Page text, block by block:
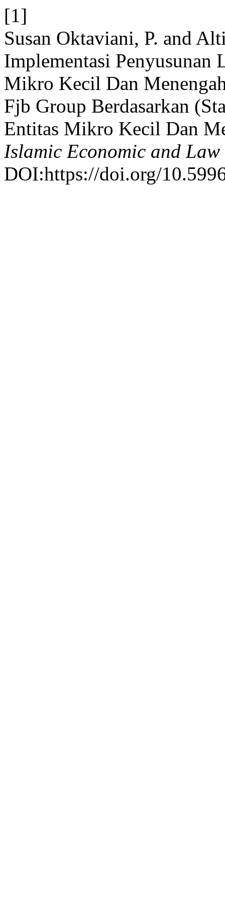
[1]
Susan Oktaviani, P. and
Implementasi Penyusunan
Mikro Kecil Dan
Fjb Group Berdasarkan
Entitas Mikro Kecil Dan
Islamic Economic and
DOI:https://doi.org/